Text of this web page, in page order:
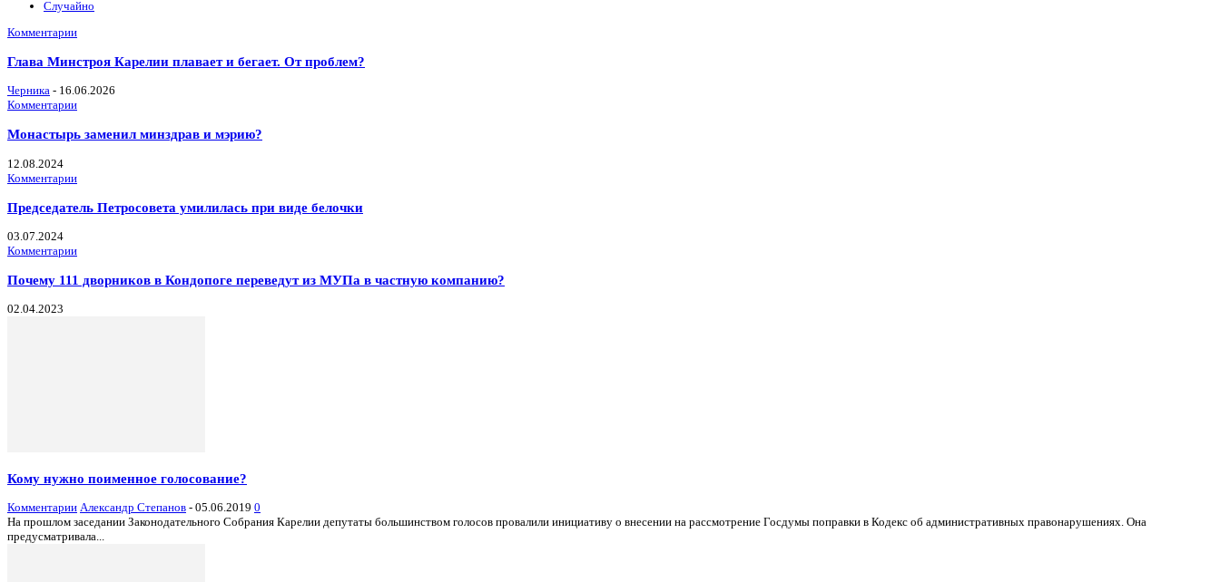
Случайно
Комментарии
Глава Минстроя Карелии плавает и бегает. От проблем?
Черника - 16.06.2026
Комментарии
Монастырь заменил минздрав и мэрию?
12.08.2024
Комментарии
Председатель Петросовета умилилась при виде белочки
03.07.2024
Комментарии
Почему 111 дворников в Кондопоге переведут из МУПа в частную компанию?
02.04.2023
Кому нужно поименное голосование?
Комментарии Александр Степанов - 05.06.2019 0
На прошлом заседании Законодательного Собрания Карелии депутаты большинством голосов провалили инициативу о внесении на рассмотрение Госдумы поправки в Кодекс об административных правонарушениях. Она
предусматривала...